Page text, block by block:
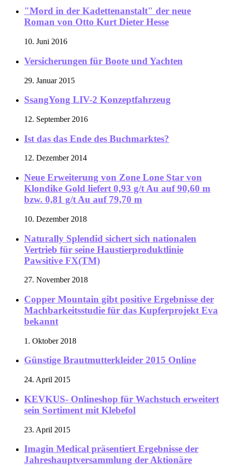
"Mord in der Kadettenanstalt" der neue
Roman von Otto Kurt Dieter Hesse
10. Juni 2016
Versicherungen für Boote und Yachten
29. Januar 2015
SsangYong LIV-2 Konzeptfahrzeug
12. September 2016
Ist das das Ende des Buchmarktes?
12. Dezember 2014
Neue Erweiterung von Zone Lone Star von
Klondike Gold liefert 0,93 g/t Au auf 90,60 m
bzw. 0,81 g/t Au auf 79,70 m
10. Dezember 2018
Naturally Splendid sichert sich nationalen
Vertrieb für seine Haustierproduktlinie
Pawsitive FX(TM)
27. November 2018
Copper Mountain gibt positive Ergebnisse der
Machbarkeitsstudie für das Kupferprojekt Eva
bekannt
1. Oktober 2018
Günstige Brautmutterkleider 2015 Online
24. April 2015
KEVKUS- Onlineshop für Wachstuch erweitert
sein Sortiment mit Klebefol
23. April 2015
Imagin Medical präsentiert Ergebnisse der
Jahreshauptversammlung der Aktionäre